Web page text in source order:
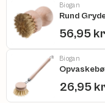
Biogan
Rund
56,95 kr
Biogan
26,95